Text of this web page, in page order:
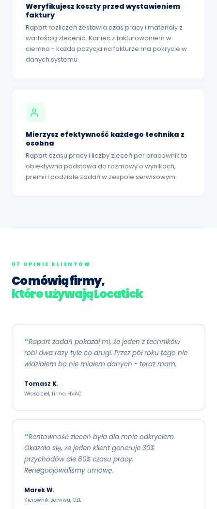
Weryfikujesz koszty przed wystawieniem
faktury
Raport rozliczeń zestawia czas pracy i materiały z
wartością zlecenia. Koniec z fakturowaniem w
ciemno - każda pozycja na fakturze ma pokrycie w
danych systemu.
Mierzysz efektywność każdego technika z
osobna
Raport czasu pracy i liczby zleceń per pracownik to
obiektywna podstawa do rozmowy o wynikach,
premii i podziale zadań w zespole serwisowym.
07 OPINIE KLIENTÓW
Co mówią firmy,
które używają Locatick
Raport zadań pokazał mi, że jeden z techników
robi dwa razy tyle co drugi. Przez pół roku tego nie
widziałem bo nie miałem danych - teraz mam.
Tomasz K.
Właściciel, firma HVAC
Rentowność zleceń była dla mnie odkryciem.
Okazało się, że jeden klient generuje 30%
przychodów ale 60% czasu pracy.
Renegocjowaliśmy umowę.
Marek W.
Kierownik serwisu, OZE